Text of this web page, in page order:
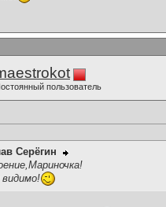
пользователь
Серёгин
видимо!